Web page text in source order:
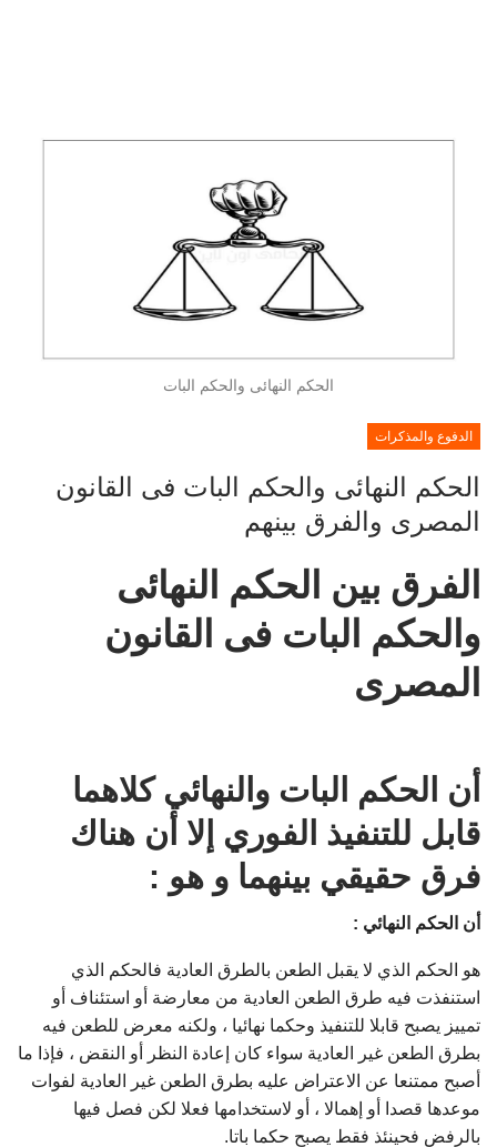
الحكم النهائى والحكم البات
الدفوع والمذكرات
الحكم النهائى والحكم البات فى القانون
المصرى والفرق بينهم
الفرق بين الحكم النهائى
والحكم البات فى القانون
المصرى
أن الحكم البات والنهائي كلاهما
قابل للتنفيذ الفوري إلا أن هناك
فرق حقيقي بينهما و هو :
أن الحكم النهائي :
هو الحكم الذي لا يقبل الطعن بالطرق العادية فالحكم الذي
استنفذت فيه طرق الطعن العادية من معارضة أو استئناف أو
تمييز يصبح قابلا للتنفيذ وحكما نهائيا ، ولكنه معرض للطعن فيه
بطرق الطعن غير العادية سواء كان إعادة النظر أو النقض ، فإذا ما
أصبح ممتنعا عن الاعتراض عليه بطرق الطعن غير العادية لفوات
موعدها قصدا أو إهمالا ، أو لاستخدامها فعلا لكن فصل فيها
بالرفض فحينئذ فقط يصبح حكما باتا.